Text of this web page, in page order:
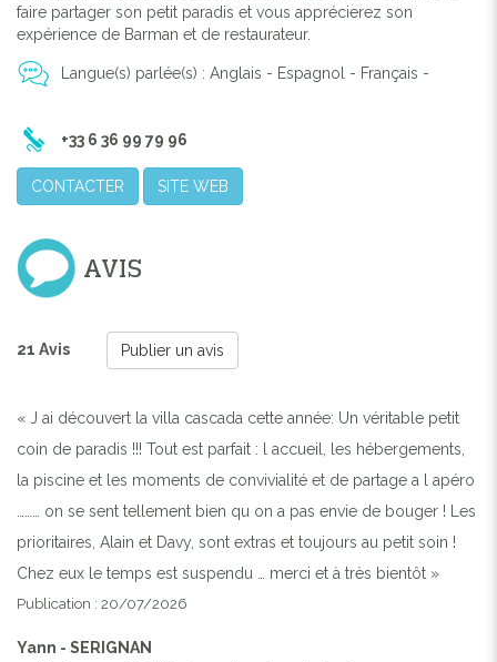
faire partager son petit paradis et vous apprécierez son
expérience de Barman et de restaurateur.
Langue(s) parlée(s) : Anglais - Espagnol - Français -
+33 6 36 99 79 96
CONTACTER SITE WEB
AVIS
21 Avis Publier un avis
« J ai découvert la villa cascada cette année: Un véritable petit
coin de paradis !!! Tout est parfait : l accueil, les hébergements,
la piscine et les moments de convivialité et de partage a l apéro
……… on se sent tellement bien qu on a pas envie de bouger ! Les
prioritaires, Alain et Davy, sont extras et toujours au petit soin !
Chez eux le temps est suspendu … merci et à très bientôt »
Publication : 20/07/2026
Yann - SERIGNAN